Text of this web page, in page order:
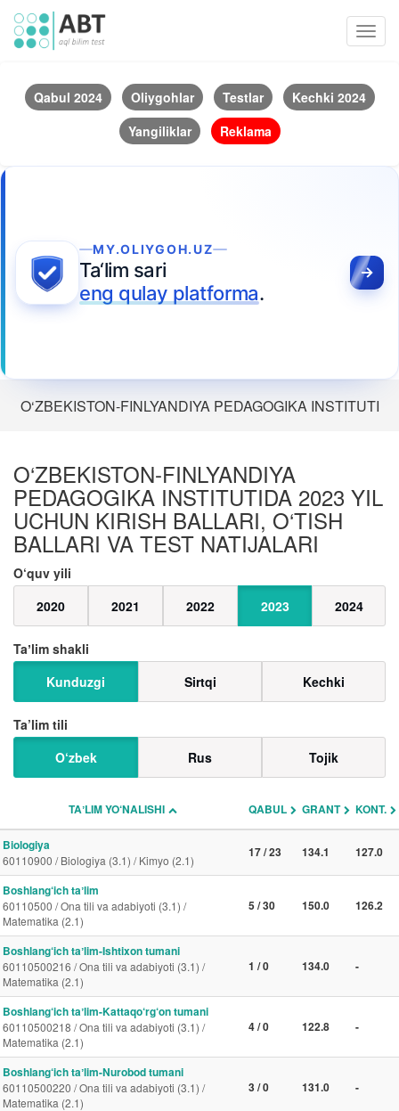
Qabul 2024 Oliygohlar Testlar
Kechki 2024
Yangiliklar
Reklama
MY.OLIYGOH.UZ
Ta‘lim sari
eng qulay platforma.
O‘ZBEKISTON-FINLYANDIYA PEDAGOGIKA INSTITUTI
O‘ZBEKISTON-FINLYANDIYA
PEDAGOGIKA INSTITUTIDA 2023 YIL
UCHUN KIRISH BALLARI, O‘TISH
BALLARI VA TEST NATIJALARI
O‘quv yili
2020
2021 2022 2023 2024
Taʼlim shakli
Kunduzgi
Sirtqi Kechki
Ta’lim tili
O‘zbek
Rus Tojik
TAʼLIM YO‘NALISHI QABUL GRANT KONT.
Biologiya
60110900 / Biologiya (3.1) / Kimyo (2.1)
17 / 23 134.1 127.0
Boshlang‘ich taʼlim
60110500 / Ona tili va adabiyoti (3.1) /
Matematika (2.1)
5 / 30 150.0 126.2
Boshlang‘ich taʼlim-Ishtixon tumani
60110500216 / Ona tili va adabiyoti (3.1) /
Matematika (2.1)
1 / 0 134.0 -
Boshlang‘ich taʼlim-Kattaqo‘rg‘on tumani
60110500218 / Ona tili va adabiyoti (3.1) /
Matematika (2.1)
4 / 0 122.8 -
Boshlang‘ich taʼlim-Nurobod tumani
60110500220 / Ona tili va adabiyoti (3.1) /
Matematika (2.1)
3 / 0 131.0 -